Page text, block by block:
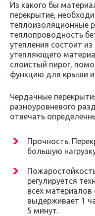
Из какого бы
перекрытие,
теплоизоляционные
теплопроводность
утепления состоит
утепляющего
слоистый пирог,
функцию для крыши
Чердачные
разноуровневого
отвечать
Прочность.
большую
регулируется
всех материалов
выдерживает 1
5 минут.